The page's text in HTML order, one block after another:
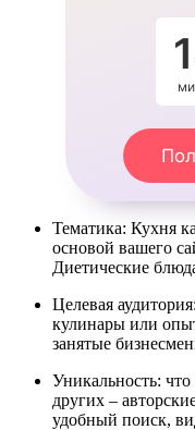
Тематика: Кухня
основой вашего
Диетические
Целевая
кулинары или
занятые
Уникальность: что
других –
удобный поиск,